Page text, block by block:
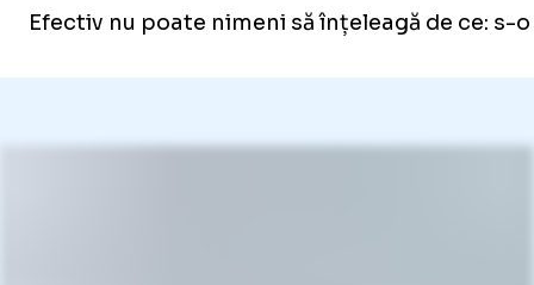
Efectiv nu poate nimeni să înțeleagă de ce: